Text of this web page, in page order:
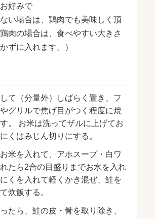
好みで
い場合は、鶏肉でも美味しく頂
肉の場合は、食べやすい大きさ
ずに入れます。）
て（分量外）しばらく置き、フ
グリルで焦げ目がつく程度に焼
。 お米は洗ってザルに上げてお
くはみじん切りにする。
米を入れて、アホスープ・白ワ
たら2合の目盛りまでお水を入れ
くを入れて軽くかき混ぜ、鮭を
炊飯する。
たら、鮭の皮・骨を取り除き、